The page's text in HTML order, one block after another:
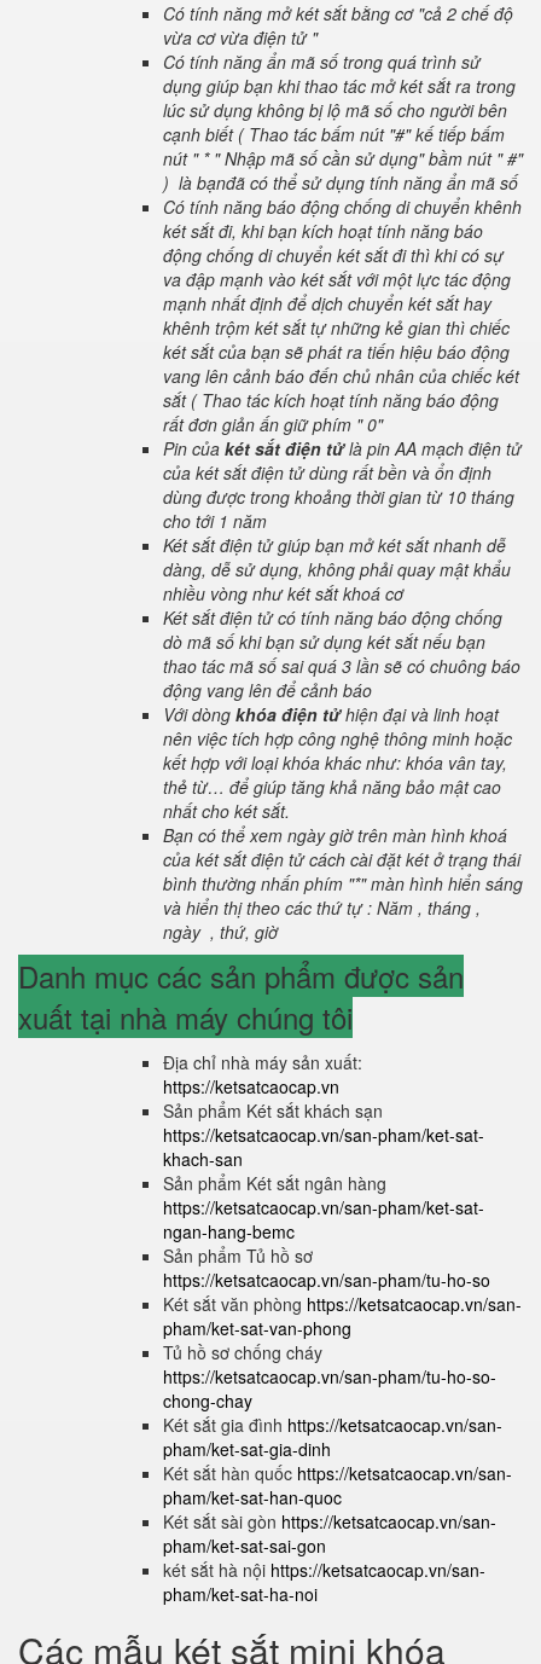
Có tính năng mở két sắt bằng cơ "cả 2 chế độ
vừa cơ vừa điện tử "
Có tính năng ẩn mã số trong quá trình sử
dụng giúp bạn khi thao tác mở két sắt ra trong
lúc sử dụng không bị lộ mã số cho người bên
cạnh biết ( Thao tác bấm nút "#" kế tiếp bấm
nút " * " Nhập mã số cần sử dụng" bầm nút " #"
) là bạnđã có thể sử dụng tính năng ẩn mã số
Có tính năng báo động chống di chuyển khênh
két sắt đi, khi bạn kích hoạt tính năng báo
động chống di chuyển két sắt đi thì khi có sự
va đập mạnh vào két sắt với một lực tác động
mạnh nhất định để dịch chuyển két sắt hay
khênh trộm két sắt tự những kẻ gian thì chiếc
két sắt của bạn sẽ phát ra tiến hiệu báo động
vang lên cảnh báo đến chủ nhân của chiếc két
sắt ( Thao tác kích hoạt tính năng báo động
rất đơn giản ấn giữ phím " 0"
Pin của két sắt điện tửlà pin AA mạch điện tử
của két sắt điện tử dùng rất bền và ổn định
dùng được trong khoảng thời gian từ 10 tháng
cho tới 1 năm
Két sắt điện tử giúp bạn mở két sắt nhanh dễ
dàng, dễ sử dụng, không phải quay mật khẩu
nhiều vòng như két sắt khoá cơ
Két sắt điện tử có tính năng báo động chống
dò mã số khi bạn sử dụng két sắt nếu bạn
thao tác mã số sai quá 3 lần sẽ có chuông báo
động vang lên để cảnh báo
Với dòng khóa điện tửhiện đại và linh hoạt
nên việc tích hợp công nghệ thông minh hoặc
kết hợp với loại khóa khác như: khóa vân tay,
thẻ từ… để giúp tăng khả năng bảo mật cao
nhất cho két sắt.
Bạn có thể xem ngày giờ trên màn hình khoá
của két sắt điện tử cách cài đặt két ở trạng thái
bình thường nhấn phím "*" màn hình hiển sáng
và hiển thị theo các thứ tự : Năm , tháng ,
ngày , thứ, giờ
Danh mục các sản phẩm được sản
xuất tại nhà máy chúng tôi
Địa chỉ nhà máy sản xuất:
https://ketsatcaocap.vn
Sản phẩm Két sắt khách sạn
https://ketsatcaocap.vn/san-pham/ket-sat-
khach-san
Sản phẩm Két sắt ngân hàng
https://ketsatcaocap.vn/san-pham/ket-sat-
ngan-hang-bemc
Sản phẩm Tủ hồ sơ
https://ketsatcaocap.vn/san-pham/tu-ho-so
Két sắt văn phòng https://ketsatcaocap.vn/san-
pham/ket-sat-van-phong
Tủ hồ sơ chống cháy
https://ketsatcaocap.vn/san-pham/tu-ho-so-
chong-chay
Két sắt gia đình https://ketsatcaocap.vn/san-
pham/ket-sat-gia-dinh
Két sắt hàn quốc https://ketsatcaocap.vn/san-
pham/ket-sat-han-quoc
Két sắt sài gòn https://ketsatcaocap.vn/san-
pham/ket-sat-sai-gon
két sắt hà nội https://ketsatcaocap.vn/san-
pham/ket-sat-ha-noi
Các mẫu két sắt mini khóa